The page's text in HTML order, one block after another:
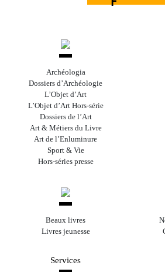
Archéologia
Dossiers d’Archéologie
L’Objet d’Art
L’Objet d’Art Hors-série
Dossiers de l’Art
Art & Métiers du Livre
Art de l’Enluminure
Sport & Vie
Hors-séries presse
Beaux livres
Livres jeunesse
Services